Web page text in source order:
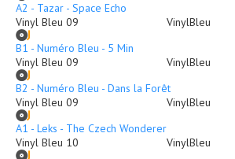
A2 - Tazar - Space Echo
Vinyl Bleu 09
VinylBleu
B1 - Numéro Bleu - 5 Min
Vinyl Bleu 09
VinylBleu
B2 - Numéro Bleu - Dans la Forêt
Vinyl Bleu 09
VinylBleu
A1 - Leks - The Czech Wonderer
Vinyl Bleu 10
VinylBleu